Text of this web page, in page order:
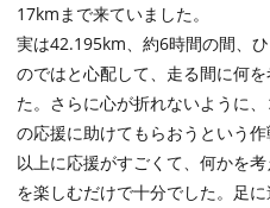
17kmまで来ていました。
実は42.195km、約6時間の間、
のではと心配して、走る間に何
た。さらに心が折れないように
の応援に助けてもらおうという
以上に応援がすごくて、何かを
を楽しむだけで十分でした。足